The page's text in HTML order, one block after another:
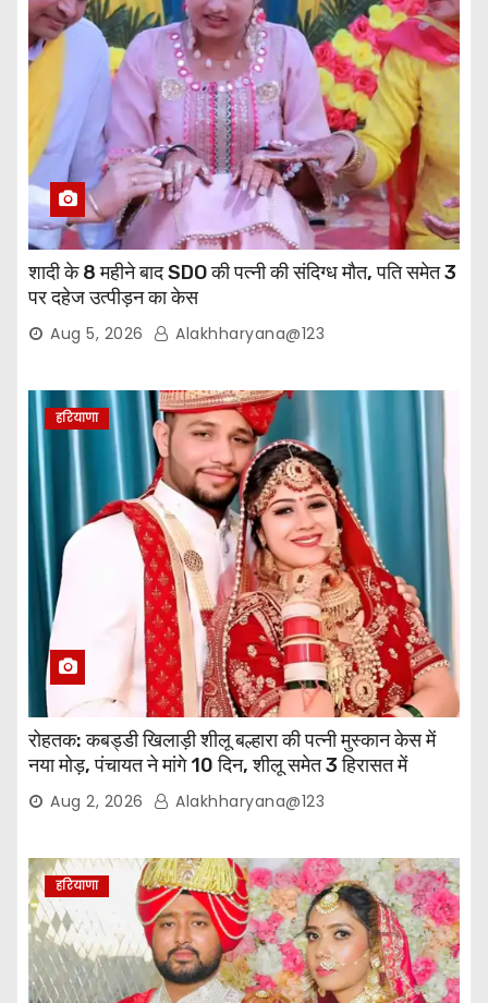
शादी के 8 महीने बाद SDO की पत्नी की संदिग्ध मौत, पति समेत 3
पर दहेज उत्पीड़न का केस
Aug 5, 2026 Alakhharyana@123
हरियाणा
रोहतक: कबड्डी खिलाड़ी शीलू बल्हारा की पत्नी मुस्कान केस में
नया मोड़, पंचायत ने मांगे 10 दिन, शीलू समेत 3 हिरासत में
Aug 2, 2026 Alakhharyana@123
हरियाणा